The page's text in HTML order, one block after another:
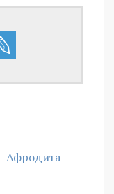
Афродита